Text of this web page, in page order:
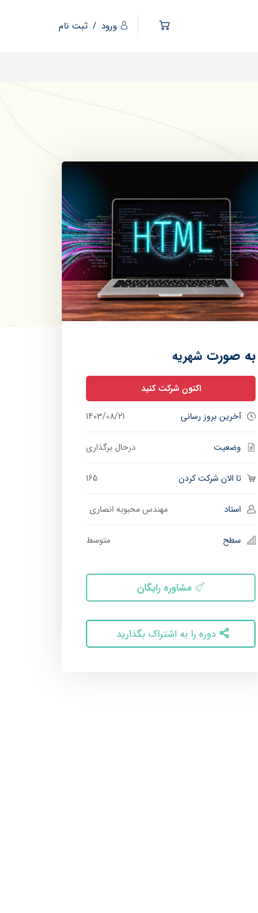
ورود / ثبت نام
به صورت شهریه
اکنون شرکت کنید
آخرین بروز رسانی 1403/08/21
وضعیت درحال برگذاری
تا الان شرکت کردن 165
استاد مهندس محبوبه انصاری
سطح متوسط
مشاوره رایگان
دوره را به اشتراک بگذارید